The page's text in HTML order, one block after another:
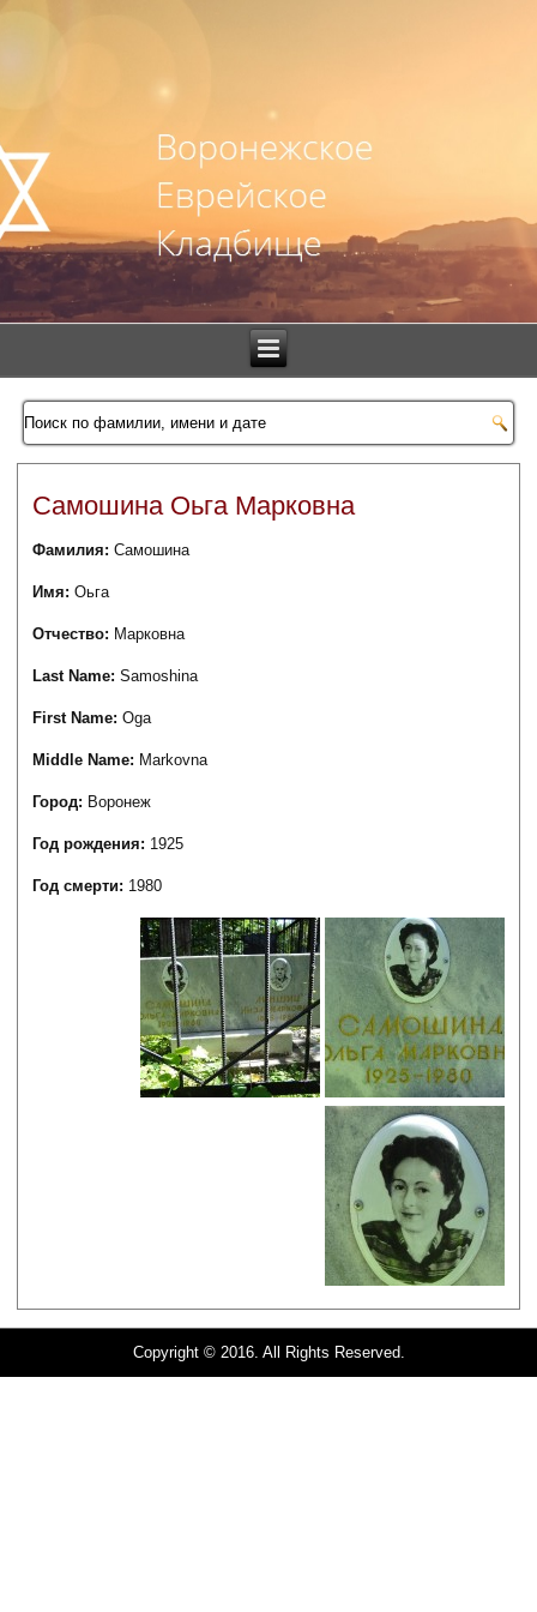
Самошина Оьга Марковна
Фамилия:Самошина
Имя:Оьга
Отчество: Марковна
Last Name:Samoshina
First Name:Oga
Middle Name: Markovna
Город: Воронеж
Год рождения: 1925
Год смерти: 1980
Copyright © 2016. All Rights Reserved.